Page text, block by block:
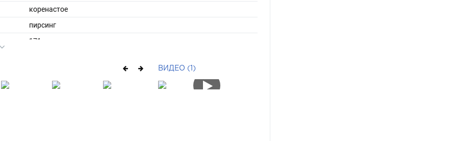
коренастое
пирсинг
171
ВИДЕО (1)